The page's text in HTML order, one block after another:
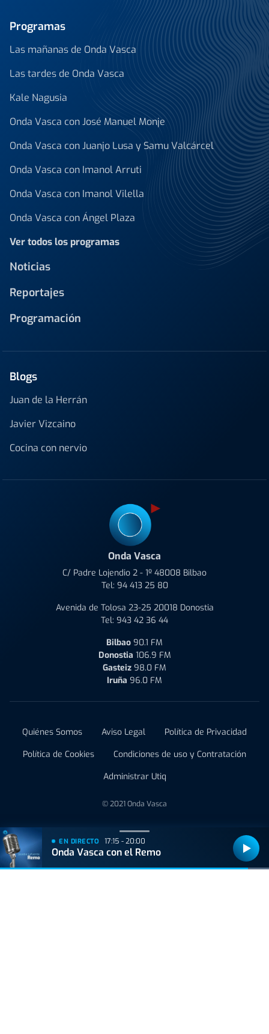
Programas
Las mañanas de Onda Vasca
Las tardes de Onda Vasca
Kale Nagusia
Onda Vasca con José Manuel Monje
Onda Vasca con Juanjo Lusa y Samu Valcárcel
Onda Vasca con Imanol Arruti
Onda Vasca con Imanol Vilella
Onda Vasca con Ángel Plaza
Ver todos los programas
Noticias
Reportajes
Programación
Blogs
Juan de la Herrán
Javier Vizcaino
Cocina con nervio
Onda Vasca
C/ Padre Lojendio 2 - 1º 48008 Bilbao
Tel: 94 413 25 80
Avenida de Tolosa 23-25 20018 Donostia
Tel: 943 42 36 44
Bilbao 90.1 FM
Donostia 106.9 FM
Gasteiz 98.0 FM
Iruña 96.0 FM
Quiénes Somos Aviso Legal
Política de Privacidad
Política de Cookies
Condiciones de uso y Contratación
Administrar Utiq
© 2021 Onda Vasca
EN DIRECTO 17:15 - 20:00
Onda Vasca con el Remo